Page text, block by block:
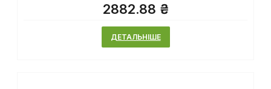
2882.88 ₴
ДЕТАЛЬНІШЕ